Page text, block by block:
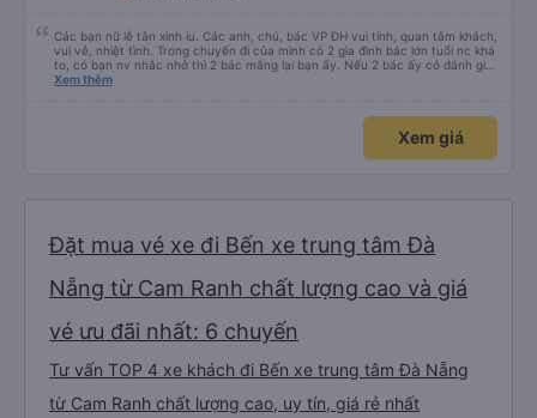
Các bạn nữ lễ tân xinh iu. Các anh, chú, bác VP ĐH vui tính, quan tâm khách,
vui vẻ, nhiệt tình. Trong chuyến đi của mình có 2 gia đình bác lớn tuổi nc khá
to, có bạn nv nhắc nhở thì 2 bác mắng lại bạn ấy. Nếu 2 bác ấy có đánh giá
xấu thì mình ngược lại nha. Bạn ấy nhắc nhở rất đúng. 2 bác nói rất to. To
bạn ấy nha. Nếu bạn ấy bị trừ thì bảo bạn ấy liên hệ sđt của mình, mình hỗ
trợ ạ. Số mình đuôi 666, chuyến ĐH-NT ngày 16/1. À các bạn nữ lễ tân xinh
iu còn đổi cho mình phòng đơn sang đôi xong còn note là (một mình) yêu
Xem thêm
Xem giá
Đặt mua vé xe đi Bến xe trung tâm Đà
Nẵng từ Cam Ranh chất lượng cao và giá
vé ưu đãi nhất: 6 chuyến
Tư vấn TOP 4 xe khách đi Bến xe trung tâm Đà Nẵng
từ Cam Ranh chất lượng cao, uy tín, giá rẻ nhất